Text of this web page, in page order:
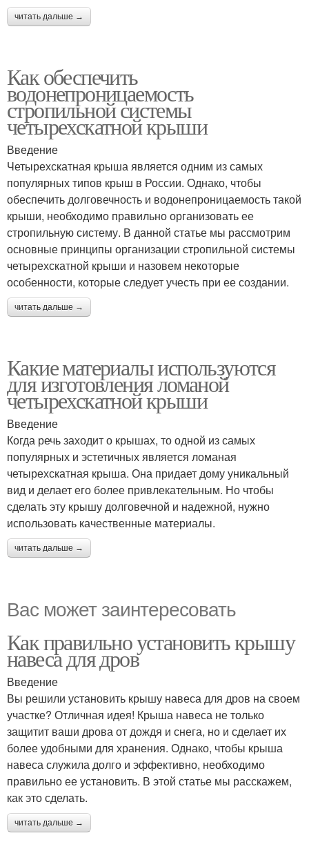
читать дальше →
Как обеспечить
водонепроницаемость
стропильной системы
четырехскатной крыши
Введение
Четырехскатная крыша является одним из самых
популярных типов крыш в России. Однако, чтобы
обеспечить долговечность и водонепроницаемость такой
крыши, необходимо правильно организовать ее
стропильную систему. В данной статье мы рассмотрим
основные принципы организации стропильной системы
четырехскатной крыши и назовем некоторые
особенности, которые следует учесть при ее создании.
читать дальше →
Какие материалы используются
для изготовления ломаной
четырехскатной крыши
Введение
Когда речь заходит о крышах, то одной из самых
популярных и эстетичных является ломаная
четырехскатная крыша. Она придает дому уникальный
вид и делает его более привлекательным. Но чтобы
сделать эту крышу долговечной и надежной, нужно
использовать качественные материалы.
читать дальше →
Вас может заинтересовать
Как правильно установить крышу
навеса для дров
Введение
Вы решили установить крышу навеса для дров на своем
участке? Отличная идея! Крыша навеса не только
защитит ваши дрова от дождя и снега, но и сделает их
более удобными для хранения. Однако, чтобы крыша
навеса служила долго и эффективно, необходимо
правильно ее установить. В этой статье мы расскажем,
как это сделать.
читать дальше →